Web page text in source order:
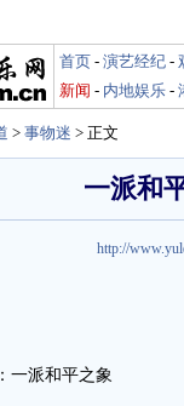
首页 - 演艺经纪 -
新闻 - 内地娱乐 -
> 事物迷 > 正文
一派和
http://
一派和平之象